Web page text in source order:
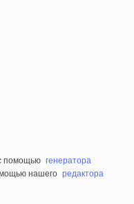
помощью генератора
нашего редактора